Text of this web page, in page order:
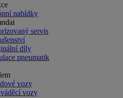
nabídky
servis
díly
pneumatik
vozy
vozy